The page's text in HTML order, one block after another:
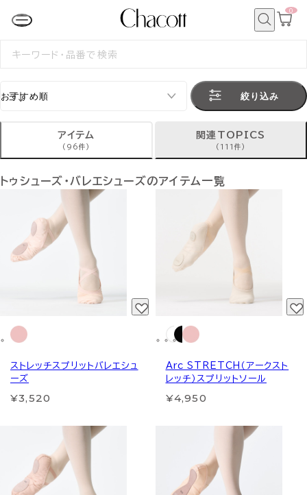
カ
0
検
絞り込み
アイテム
(96件)
関連TOPICS
(111件)
トゥシューズ・バレエシューズのアイテム一覧
ストレッチスプリットバレエシュ
ーズ
¥3,520
Arc STRETCH（アークスト
レッチ）スプリットソール
¥4,950